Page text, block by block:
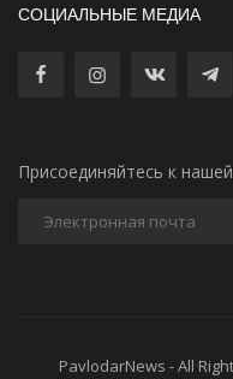
СОЦИАЛЬНЫЕ МЕДИА
Присоединяйтесь к
PavlodarNews - All